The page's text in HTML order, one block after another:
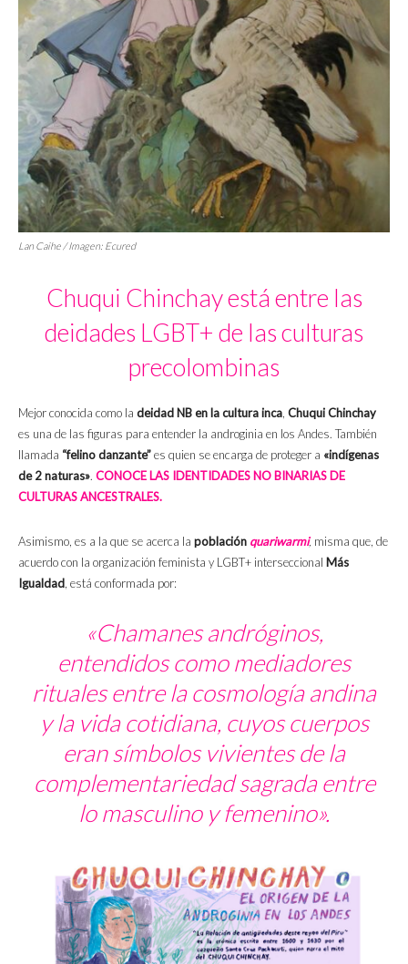
Lan Caihe / Imagen: Ecured
Chuqui Chinchay está entre las
deidades LGBT+ de las culturas
precolombinas
Mejor conocida como la deidad NB en la cultura inca, Chuqui Chinchay
es una de las figuras para entender la androginia en los Andes. También
llamada “felino danzante”es quien se encarga de proteger a «indígenas
de 2 naturas». CONOCE LAS IDENTIDADES NO BINARIAS DE
CULTURAS ANCESTRALES.
Asimismo, es a la que se acerca la población quariwarmi, misma que, de
acuerdo con la organización feminista y LGBT+ interseccional Más
Igualdad, está conformada por:
«Chamanes andróginos,
entendidos como mediadores
rituales entre la cosmología andina
y la vida cotidiana, cuyos cuerpos
eran símbolos vivientes de la
complementariedad sagrada entre
lo masculino y femenino».